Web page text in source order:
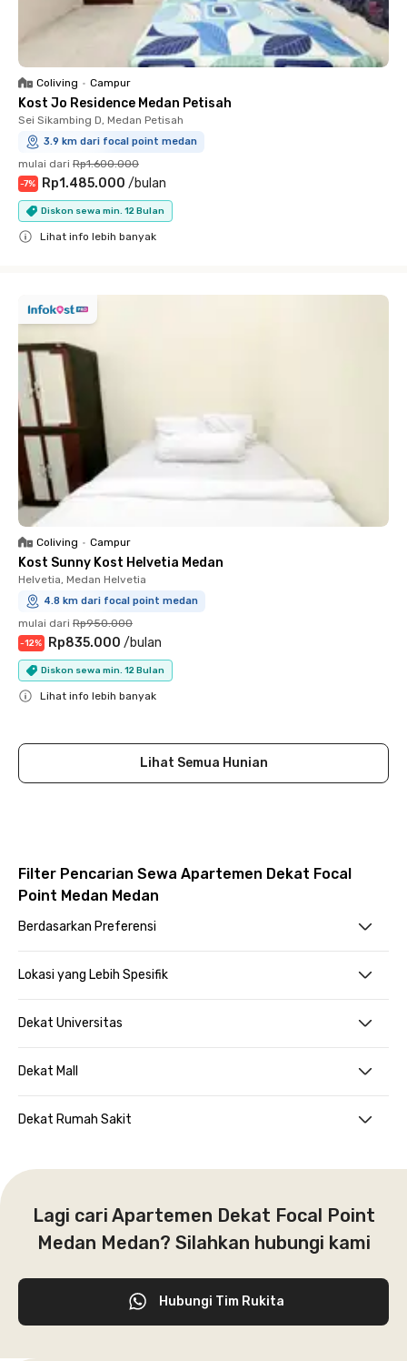
Coliving • Campur
Kost Jo Residence Medan Petisah
Sei Sikambing D, Medan Petisah
3.9 km dari focal point medan
mulai dari Rp1.600.000
-7% Rp1.485.000 /bulan
Diskon sewa min. 12 Bulan
Lihat info lebih banyak
Coliving • Campur
Kost Sunny Kost Helvetia Medan
Helvetia, Medan Helvetia
4.8 km dari focal point medan
mulai dari Rp950.000
-12% Rp835.000 /bulan
Diskon sewa min. 12 Bulan
Lihat info lebih banyak
Lihat Semua Hunian
Filter Pencarian Sewa Apartemen Dekat Focal
Point Medan Medan
Berdasarkan Preferensi
Lokasi yang Lebih Spesifik
Dekat Universitas
Dekat Mall
Dekat Rumah Sakit
Lagi cari Apartemen Dekat Focal Point
Medan Medan? Silahkan hubungi kami
Hubungi Tim Rukita